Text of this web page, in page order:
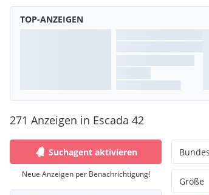
TOP-ANZEIGEN
271 Anzeigen in Escada 42
Suchagent aktivieren
Neue Anzeigen per Benachrichtigung!
Größe